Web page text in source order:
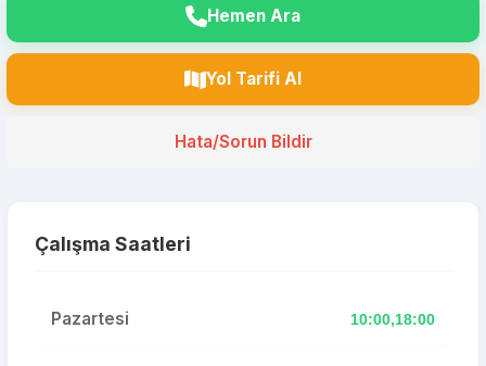
Hemen Ara
Yol Tarifi Al
Hata/Sorun Bildir
Çalışma Saatleri
Pazartesi 10:00,18:00